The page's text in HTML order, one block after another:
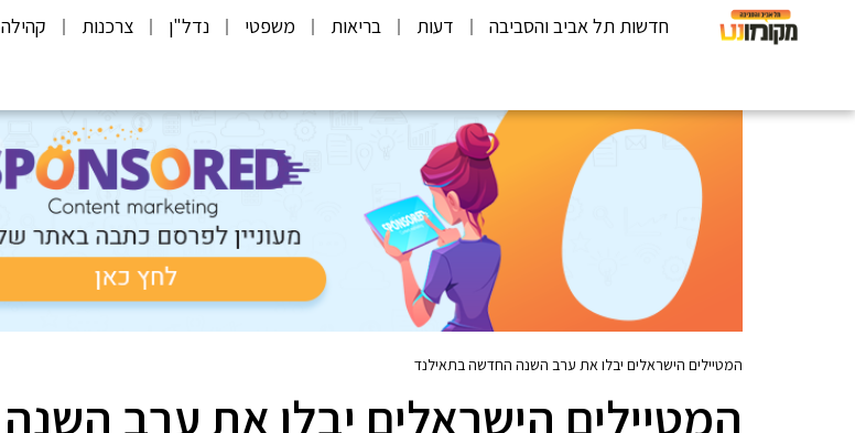
חדשות תל אביב והסביבה דעות בריאות משפטי נדל"ן צרכנות קהילה
המטיילים הישראלים יבלו את ערב השנה החדשה בתאילנד
המטיילים הישראלים יבלו את ערב השנה